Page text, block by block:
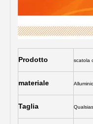
Prodotto scatola
materiale
Taglia